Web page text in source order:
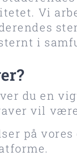
Vi
i
du en
vil
på